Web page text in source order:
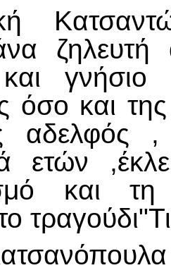
και
όσο και
αδελφός ,
ετών
και